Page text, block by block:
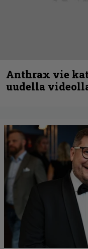
Anthrax vie
uudella